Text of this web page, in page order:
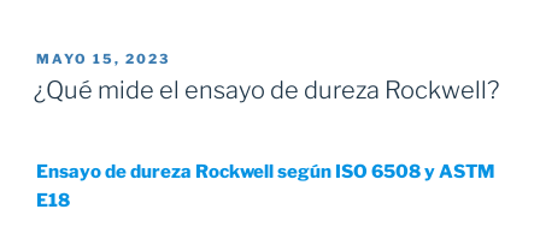
PUBLICADO
EL
MAYO 15, 2023
¿Qué mide el ensayo de dureza Rockwell?
Ensayo de dureza Rockwell según ISO 6508 y ASTM
E18